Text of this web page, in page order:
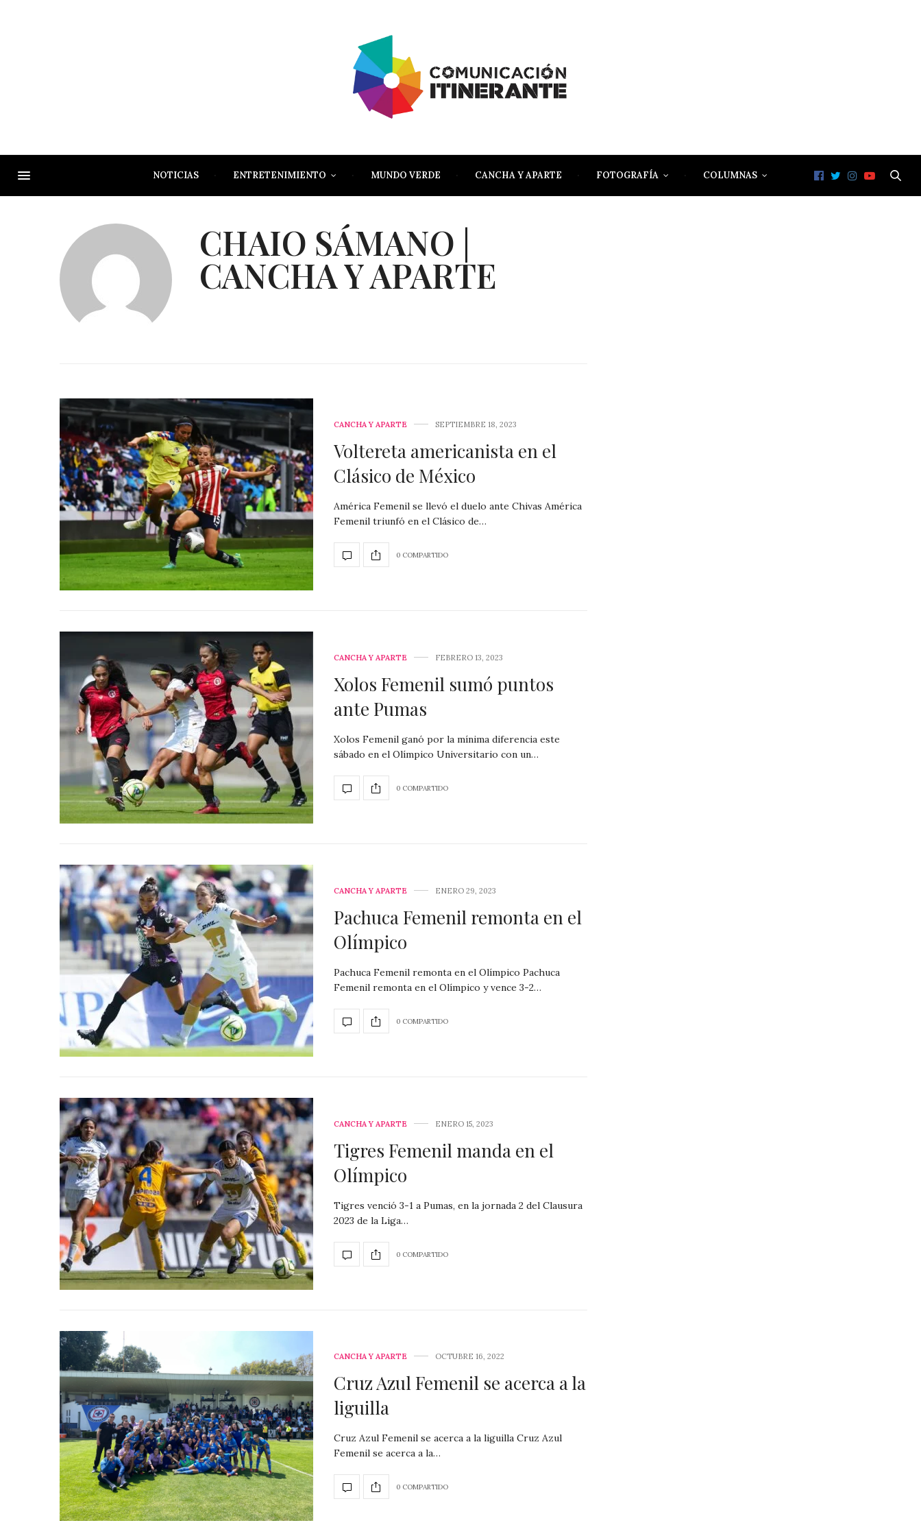
NOTICIAS ENTRETENIMIENTO MUNDO VERDE CANCHA Y APARTE FOTOGRAFÍA COLUMNAS
CHAIO SÁMANO |
CANCHA Y APARTE
CANCHA Y APARTE SEPTIEMBRE 18, 2023
Voltereta americanista en el
Clásico de México
América Femenil se llevó el duelo ante Chivas América
Femenil triunfó en el Clásico de…
0 COMPARTIDO
CANCHA Y APARTE FEBRERO 13, 2023
Xolos Femenil sumó puntos
ante Pumas
Xolos Femenil ganó por la mínima diferencia este
sábado en el Olímpico Universitario con un…
0 COMPARTIDO
CANCHA Y APARTE ENERO 29, 2023
Pachuca Femenil remonta en el
Olímpico
Pachuca Femenil remonta en el Olímpico Pachuca
Femenil remonta en el Olímpico y vence 3-2…
0 COMPARTIDO
CANCHA Y APARTE ENERO 15, 2023
Tigres Femenil manda en el
Olímpico
Tigres venció 3-1 a Pumas, en la jornada 2 del Clausura
2023 de la Liga…
0 COMPARTIDO
CANCHA Y APARTE OCTUBRE 16, 2022
Cruz Azul Femenil se acerca a la
liguilla
Cruz Azul Femenil se acerca a la liguilla Cruz Azul
Femenil se acerca a la…
0 COMPARTIDO